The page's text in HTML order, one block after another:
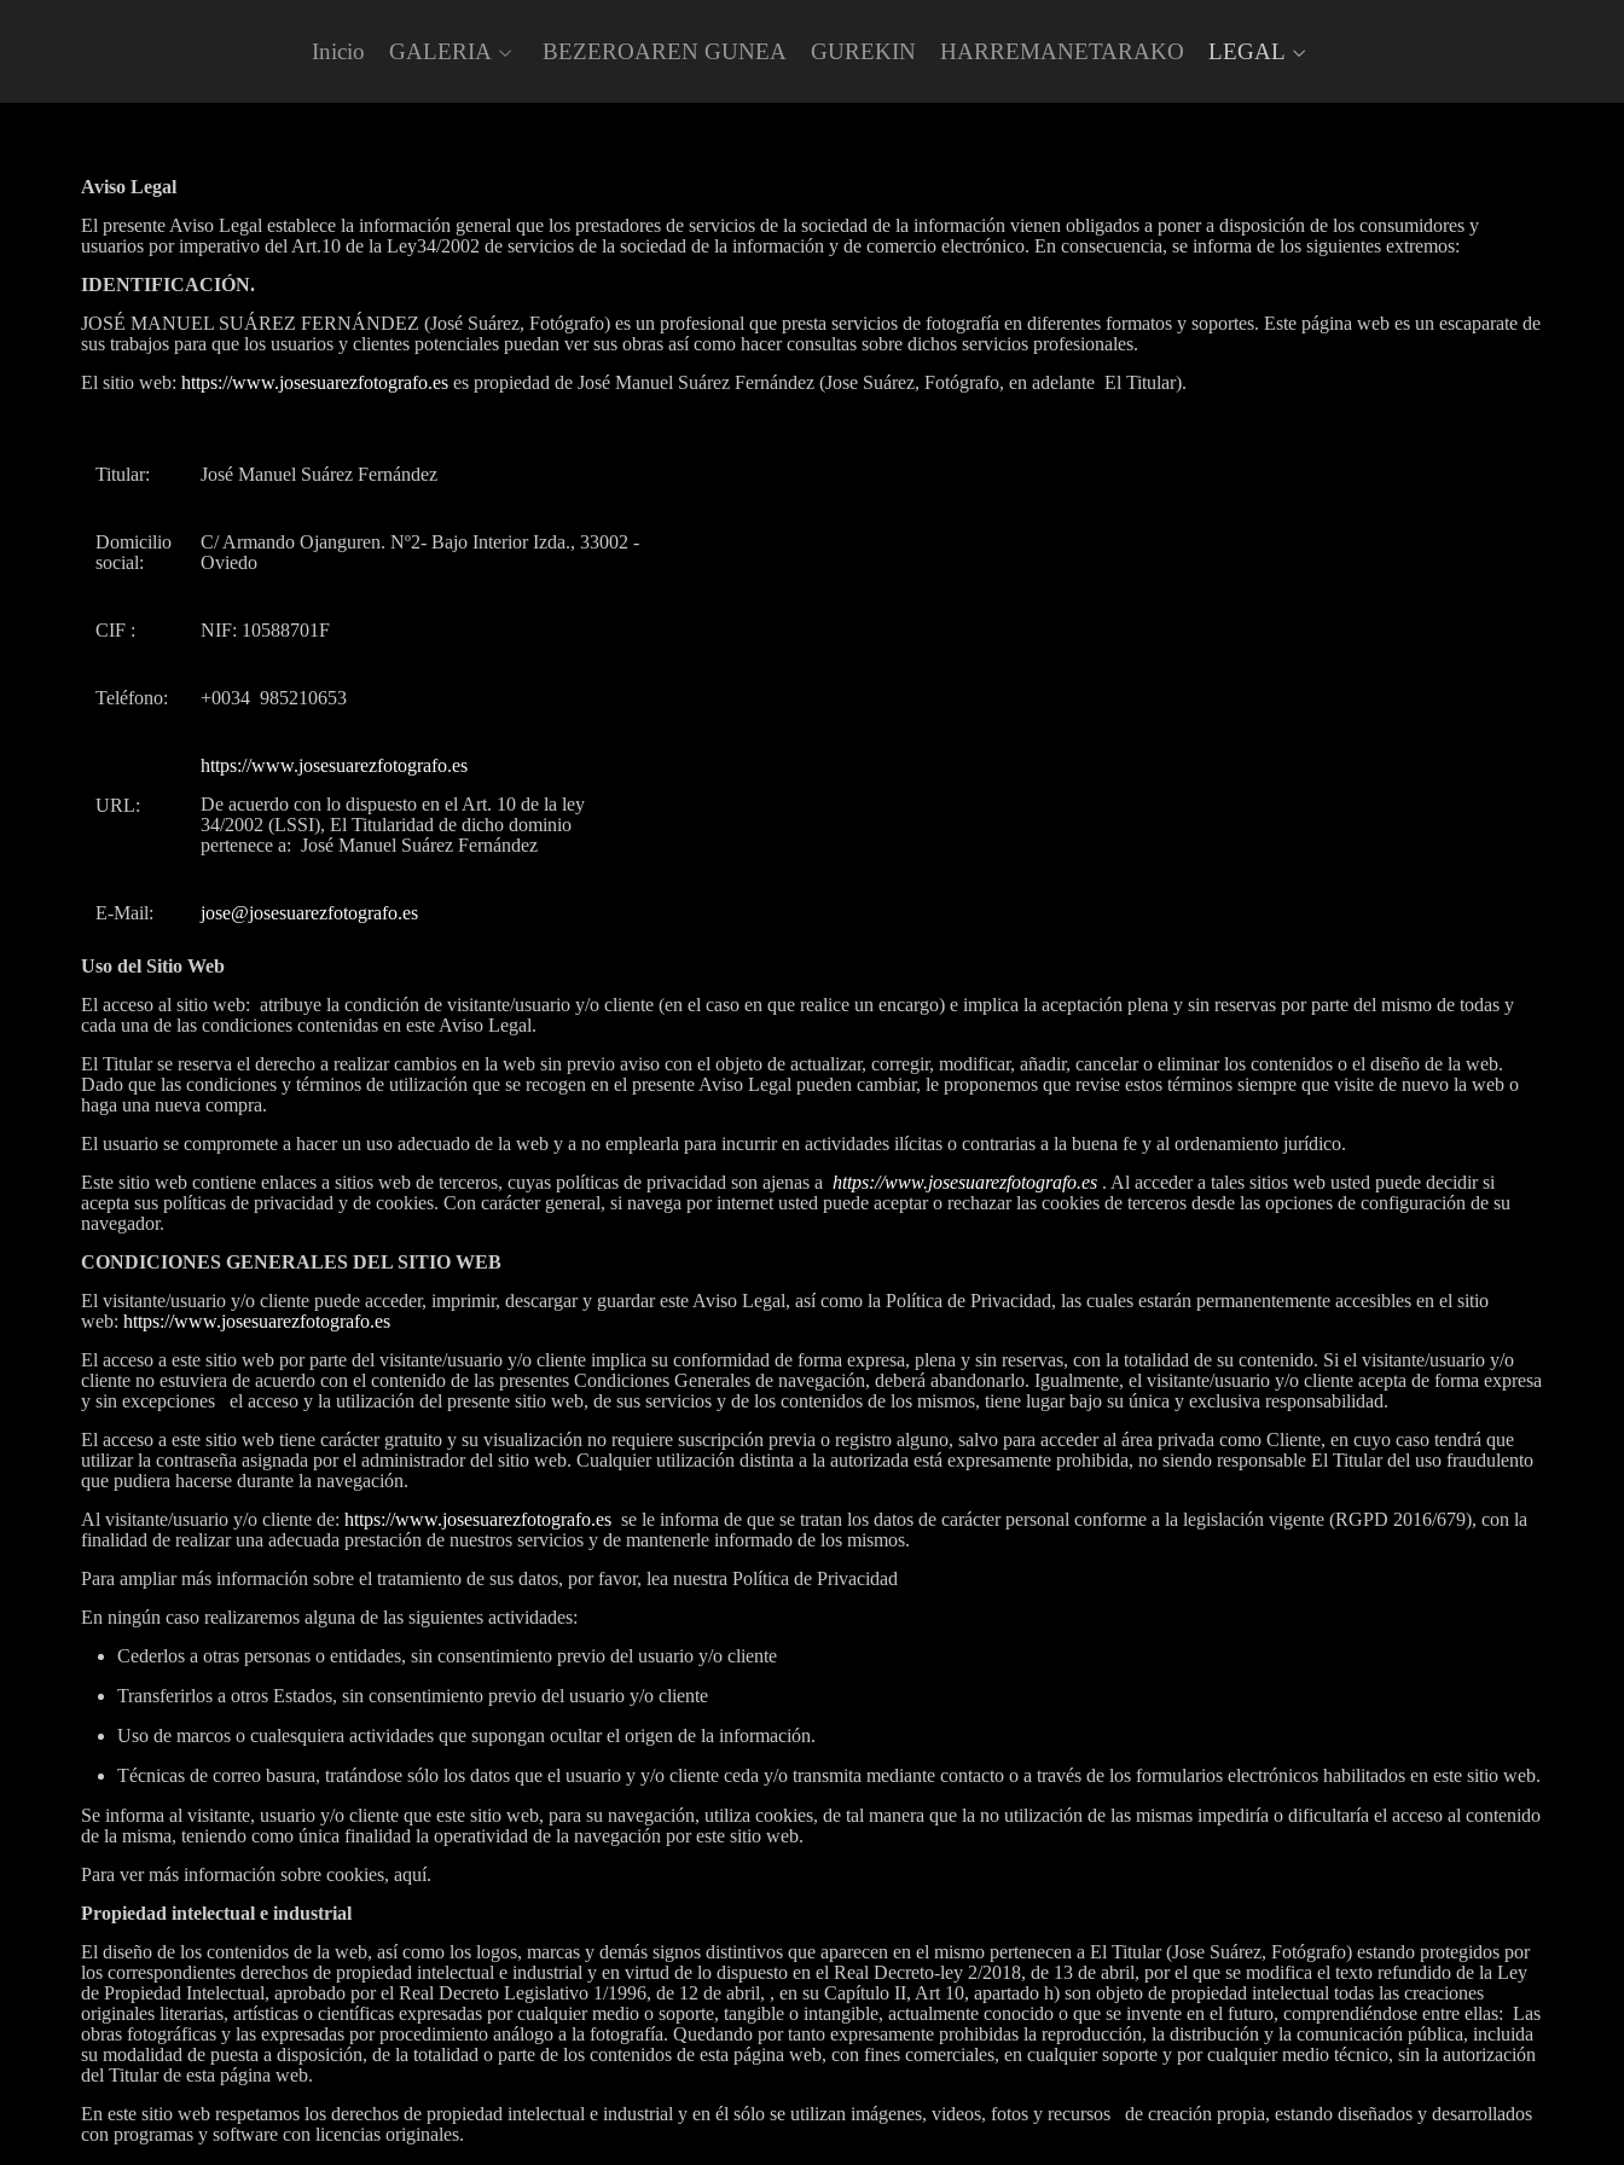
Inicio GALERIA BEZEROAREN GUNEA GUREKIN HARREMANETARAKO LEGAL
Aviso Legal
El presente Aviso Legal establece la información general que los prestadores de servicios de la sociedad de la información vienen obligados a poner a disposición de los consumidores y
usuarios por imperativo del Art.10 de la Ley34/2002 de servicios de la sociedad de la información y de comercio electrónico. En consecuencia, se informa de los siguientes extremos:
IDENTIFICACIÓN.
JOSÉ MANUEL SUÁREZ FERNÁNDEZ (José Suárez, Fotógrafo) es un profesional que presta servicios de fotografía en diferentes formatos y soportes. Este página web es un escaparate de
sus trabajos para que los usuarios y clientes potenciales puedan ver sus obras así como hacer consultas sobre dichos servicios profesionales.
El sitio web:https://www.josesuarezfotografo.es es propiedad de José Manuel Suárez Fernández (Jose Suárez, Fotógrafo, en adelante El Titular).
Titular: José Manuel Suárez Fernández
Domicilio
social:
C/ Armando Ojanguren. Nº2- Bajo Interior Izda., 33002 -
Oviedo
CIF : NIF: 10588701F
Teléfono: +0034 985210653
URL:
https://www.josesuarezfotografo.es
De acuerdo con lo dispuesto en el Art. 10 de la ley
34/2002 (LSSI), El Titularidad de dicho dominio
pertenece a: José Manuel Suárez Fernández
E-Mail: jose@josesuarezfotografo.es
Uso del Sitio Web
El acceso al sitio web: atribuye la condición de visitante/usuario y/o cliente (en el caso en que realice un encargo) e implica la aceptación plena y sin reservas por parte del mismo de todas y
cada una de las condiciones contenidas en este Aviso Legal.
El Titular se reserva el derecho a realizar cambios en la web sin previo aviso con el objeto de actualizar, corregir, modificar, añadir, cancelar o eliminar los contenidos o el diseño de la web.
Dado que las condiciones y términos de utilización que se recogen en el presente Aviso Legal pueden cambiar, le proponemos que revise estos términos siempre que visite de nuevo la web o
haga una nueva compra.
El usuario se compromete a hacer un uso adecuado de la web y a no emplearla para incurrir en actividades ilícitas o contrarias a la buena fe y al ordenamiento jurídico.
Este sitio web contiene enlaces a sitios web de terceros, cuyas políticas de privacidad son ajenas ahttps://www.josesuarezfotografo.es . Al acceder a tales sitios web usted puede decidir si
acepta sus políticas de privacidad y de cookies. Con carácter general, si navega por internet usted puede aceptar o rechazar las cookies de terceros desde las opciones de configuración de su
navegador.
CONDICIONES GENERALES DEL SITIO WEB
El visitante/usuario y/o cliente puede acceder, imprimir, descargar y guardar este Aviso Legal, así como la Política de Privacidad, las cuales estarán permanentemente accesibles en el sitio
web:https://www.josesuarezfotografo.es
El acceso a este sitio web por parte del visitante/usuario y/o cliente implica su conformidad de forma expresa, plena y sin reservas, con la totalidad de su contenido. Si el visitante/usuario y/o
cliente no estuviera de acuerdo con el contenido de las presentes Condiciones Generales de navegación, deberá abandonarlo. Igualmente, el visitante/usuario y/o cliente acepta de forma expresa
y sin excepciones el acceso y la utilización del presente sitio web, de sus servicios y de los contenidos de los mismos, tiene lugar bajo su única y exclusiva responsabilidad.
El acceso a este sitio web tiene carácter gratuito y su visualización no requiere suscripción previa o registro alguno, salvo para acceder al área privada como Cliente, en cuyo caso tendrá que
utilizar la contraseña asignada por el administrador del sitio web. Cualquier utilización distinta a la autorizada está expresamente prohibida, no siendo responsable El Titular del uso fraudulento
que pudiera hacerse durante la navegación.
Al visitante/usuario y/o cliente de:https://www.josesuarezfotografo.es se le informa de que se tratan los datos de carácter personal conforme a la legislación vigente (RGPD 2016/679), con la
finalidad de realizar una adecuada prestación de nuestros servicios y de mantenerle informado de los mismos.
Para ampliar más información sobre el tratamiento de sus datos, por favor, lea nuestra Política de Privacidad
En ningún caso realizaremos alguna de las siguientes actividades:
Cederlos a otras personas o entidades, sin consentimiento previo del usuario y/o cliente
Transferirlos a otros Estados, sin consentimiento previo del usuario y/o cliente
Uso de marcos o cualesquiera actividades que supongan ocultar el origen de la información.
Técnicas de correo basura, tratándose sólo los datos que el usuario y y/o cliente ceda y/o transmita mediante contacto o a través de los formularios electrónicos habilitados en este sitio web.
Se informa al visitante, usuario y/o cliente que este sitio web, para su navegación, utiliza cookies, de tal manera que la no utilización de las mismas impediría o dificultaría el acceso al contenido
de la misma, teniendo como única finalidad la operatividad de la navegación por este sitio web.
Para ver más información sobre cookies, aquí.
Propiedad intelectual e industrial
El diseño de los contenidos de la web, así como los logos, marcas y demás signos distintivos que aparecen en el mismo pertenecen a El Titular (Jose Suárez, Fotógrafo) estando protegidos por
los correspondientes derechos de propiedad intelectual e industrial y en virtud de lo dispuesto en el Real Decreto-ley 2/2018, de 13 de abril, por el que se modifica el texto refundido de la Ley
de Propiedad Intelectual, aprobado por el Real Decreto Legislativo 1/1996, de 12 de abril, , en su Capítulo II, Art 10, apartado h) son objeto de propiedad intelectual todas las creaciones
originales literarias, artísticas o científicas expresadas por cualquier medio o soporte, tangible o intangible, actualmente conocido o que se invente en el futuro, comprendiéndose entre ellas: Las
obras fotográficas y las expresadas por procedimiento análogo a la fotografía. Quedando por tanto expresamente prohibidas la reproducción, la distribución y la comunicación pública, incluida
su modalidad de puesta a disposición, de la totalidad o parte de los contenidos de esta página web, con fines comerciales, en cualquier soporte y por cualquier medio técnico, sin la autorización
del Titular de esta página web.
En este sitio web respetamos los derechos de propiedad intelectual e industrial y en él sólo se utilizan imágenes, videos, fotos y recursos de creación propia, estando diseñados y desarrollados
con programas y software con licencias originales.